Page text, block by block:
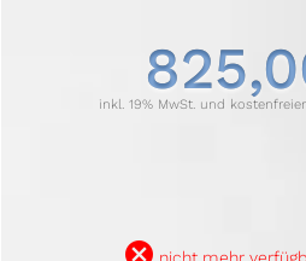
inkl. 19% MwSt. und
B nicht mehr